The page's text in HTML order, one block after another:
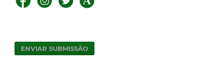
ENVIAR SUBMISSÃO